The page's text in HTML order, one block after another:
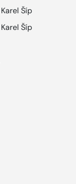
Karel Šíp
Karel Šíp